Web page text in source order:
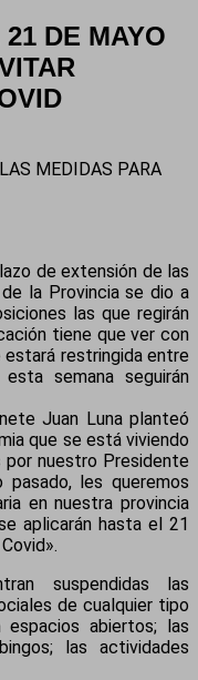
DE MAYO
MEDIDAS PARA
de extensión de las
la Provincia se dio a
las que regirán
tiene que ver con
restringida entre
semana seguirán
Juan Luna planteó
que se está viviendo
por nuestro Presidente
les queremos
en nuestra provincia
aplicarán hasta el 21
suspendidas las
de cualquier tipo
abiertos; las
las actividades